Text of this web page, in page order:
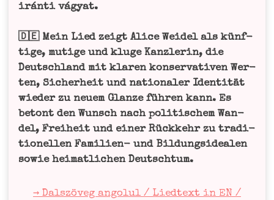
irán­ti vágyat.
🇩🇪 Mein Lied zeigt Ali­ce Wei­del als künf­
ti­ge, muti­ge und klu­ge Kanz­le­rin, die
Deutsch­land mit kla­ren kon­ser­va­ti­ven Wer­
ten, Sicher­heit und natio­na­ler Iden­ti­tät
wie­der zu neu­em Glan­ze füh­ren kann. Es
betont den Wunsch nach poli­ti­schem Wan­
del, Frei­heit und einer Rück­kehr zu tra­di­
tio­nel­len Fami­li­en- und Bil­dungs­idea­len
sowie hei­mat­li­chen Deutsch­tum.
→ Dals­zö­veg ango­lul / Lied­text in EN /